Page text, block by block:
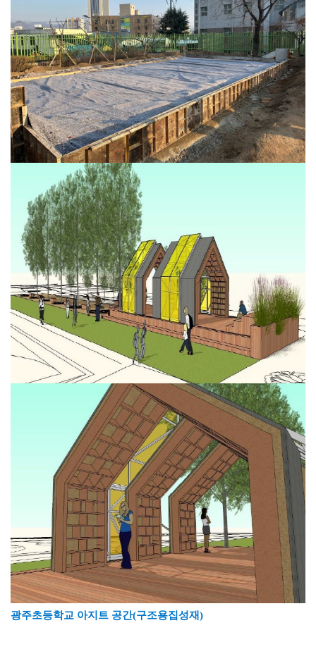
광주초등학교 아지트 공간(구조용집성재)